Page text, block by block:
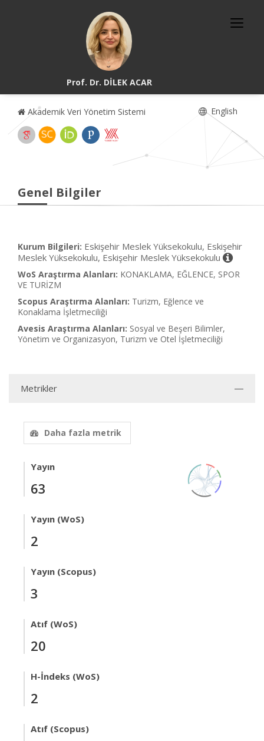
Prof. Dr. DİLEK ACAR
Akademik Veri Yönetim Sistemi English
Genel Bilgiler
Kurum Bilgileri: Eskişehir Meslek Yüksekokulu, Eskişehir
Meslek Yüksekokulu, Eskişehir Meslek Yüksekokulu
WoS Araştırma Alanları: KONAKLAMA, EĞLENCE, SPOR
VE TURİZM
Scopus Araştırma Alanları: Turizm, Eğlence ve
Konaklama İşletmeciliği
Avesis Araştırma Alanları: Sosyal ve Beşeri Bilimler,
Yönetim ve Organizasyon, Turizm ve Otel İşletmeciliği
Metrikler
Daha fazla metrik
Yayın
63
Yayın (WoS)
2
Yayın (Scopus)
3
Atıf (WoS)
20
H-İndeks (WoS)
2
Atıf (Scopus)